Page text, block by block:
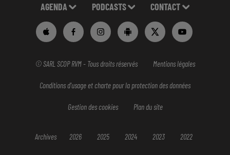
AGENDA PODCASTS CONTACT
© SARL SCOP RVM - Tous droits réservés Mentions légales
Conditions d'usage et charte pour la protection des données
Gestion des cookies Plan du site
Archives 2026 2025 2024 2023 2022